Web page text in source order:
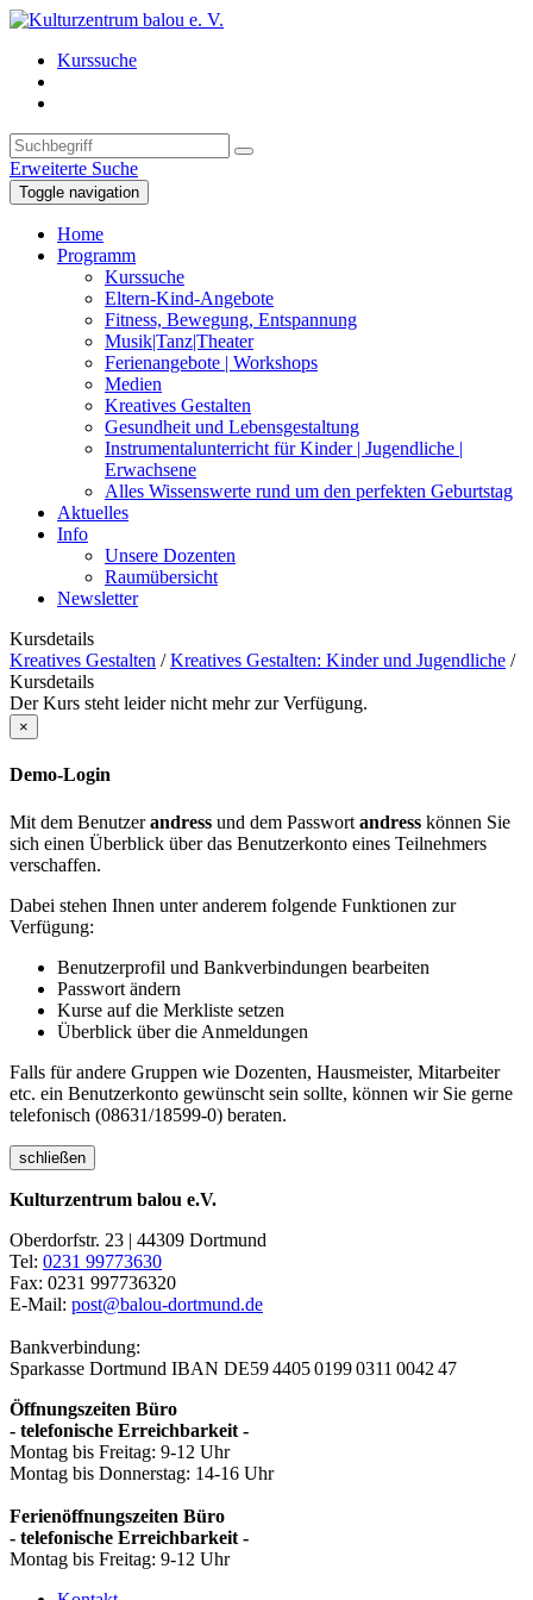
Kurssuche
Erweiterte Suche
Toggle navigation
Home
Programm
Kurssuche
Eltern-Kind-Angebote
Fitness, Bewegung, Entspannung
Musik|Tanz|Theater
Ferienangebote | Workshops
Medien
Kreatives Gestalten
Gesundheit und Lebensgestaltung
Instrumentalunterricht für Kinder | Jugendliche |
Erwachsene
Alles Wissenswerte rund um den perfekten Geburtstag
Aktuelles
Info
Unsere Dozenten
Raumübersicht
Newsletter
Kursdetails
Kreatives Gestalten /Kreatives Gestalten: Kinder und Jugendliche /
Kursdetails
Der Kurs steht leider nicht mehr zur Verfügung.
×
Demo-Login
Mit dem Benutzerandress und dem Passwort andress können Sie
sich einen Überblick über das Benutzerkonto eines Teilnehmers
verschaffen.
Dabei stehen Ihnen unter anderem folgende Funktionen zur
Verfügung:
Benutzerprofil und Bankverbindungen bearbeiten
Passwort ändern
Kurse auf die Merkliste setzen
Überblick über die Anmeldungen
Falls für andere Gruppen wie Dozenten, Hausmeister, Mitarbeiter
etc. ein Benutzerkonto gewünscht sein sollte, können wir Sie gerne
telefonisch (08631/18599-0) beraten.
schließen
Kulturzentrum balou e.V.
Oberdorfstr. 23 | 44309 Dortmund
Tel: 0231 99773630
Fax: 0231 997736320
E-Mail: post@balou-dortmund.de
Bankverbindung:
Sparkasse Dortmund IBAN DE59 4405 0199 0311 0042 47
Öffnungszeiten Büro
- telefonische Erreichbarkeit -
Montag bis Freitag: 9-12 Uhr
Montag bis Donnerstag: 14-16 Uhr
Ferienöffnungszeiten Büro
- telefonische Erreichbarkeit -
Montag bis Freitag: 9-12 Uhr